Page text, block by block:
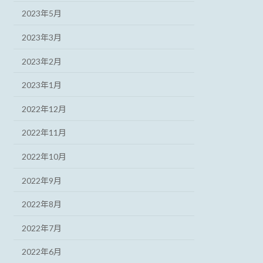
2023年5月
2023年3月
2023年2月
2023年1月
2022年12月
2022年11月
2022年10月
2022年9月
2022年8月
2022年7月
2022年6月